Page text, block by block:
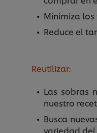
Minimiza
Reduce el
Reutilizar:
Las sobras
nuestro
Busca
variedad del